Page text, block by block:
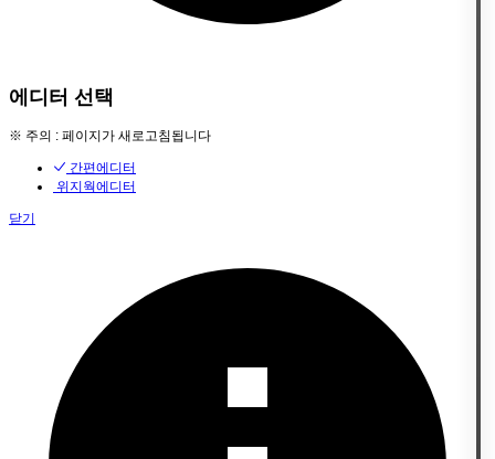
에디터 선택
※ 주의 : 페이지가 새로고침됩니다
간편에디터
위지웍에디터
닫기